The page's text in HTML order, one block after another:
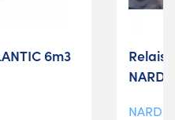
6m3
Relais
NARDI
NARDI